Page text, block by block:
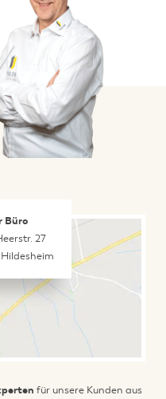
Büro
27
Hildesheim
für unsere Kunden aus